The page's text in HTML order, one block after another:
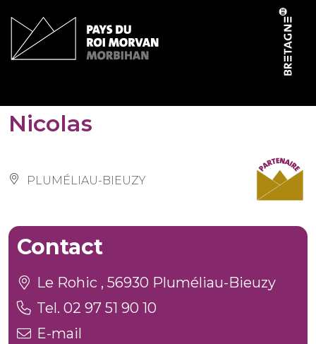
Nicolas
PLUMÉLIAU-BIEUZY
Contact
Le Rohic , 56930 Pluméliau-Bieuzy
Tel. 02 97 51 90 10
E-mail